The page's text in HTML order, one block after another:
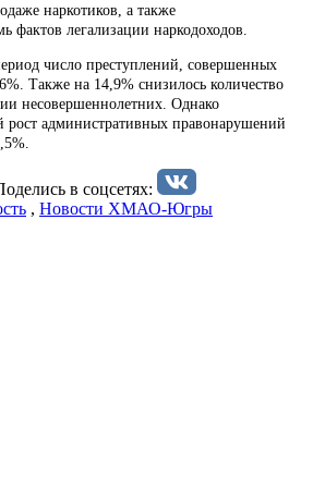
наркотиков, а также
фактов легализации наркодоходов.
число преступлений, совершенных
Также на 14,9% снизилось количество
несовершеннолетних. Однако
рост административных правонарушений
в соцсетях:
, Новости ХМАО-Югры